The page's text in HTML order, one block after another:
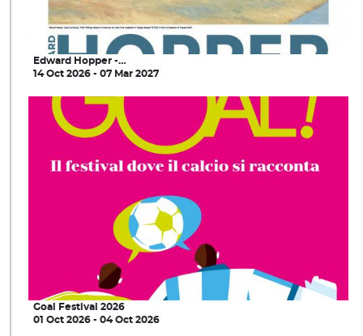
Edward Hopper -…
14 Oct 2026 - 07 Mar 2027
Goal Festival 2026
01 Oct 2026 - 04 Oct 2026